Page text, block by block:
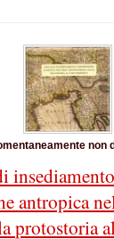
non
antropica
protostoria